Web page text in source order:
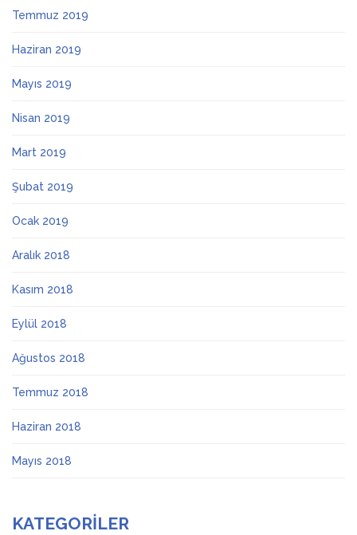
Temmuz 2019
Haziran 2019
Mayıs 2019
Nisan 2019
Mart 2019
Şubat 2019
Ocak 2019
Aralık 2018
Kasım 2018
Eylül 2018
Ağustos 2018
Temmuz 2018
Haziran 2018
Mayıs 2018
KATEGORILER